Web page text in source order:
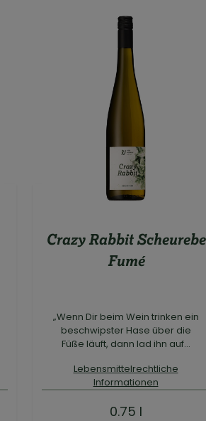
Crazy Rabbit Scheurebe
Fumé
„Wenn Dir beim Wein trinken ein
beschwipster Hase über die
Füße läuft, dann lad ihn auf...
Lebensmittelrechtliche
Informationen
0.75 l